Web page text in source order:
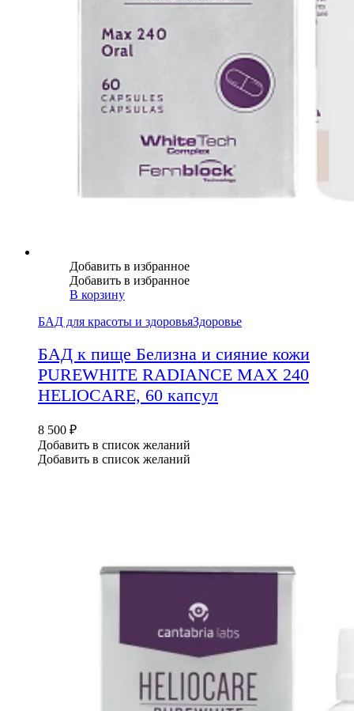
Добавить в избранное
Добавить в избранное
В корзину
БАД для красоты и здоровьяЗдоровье
БАД к пище Белизна и сияние кожи
PUREWHITE RADIANCE MAX 240
HELIOCARE, 60 капсул
8 500 ₽
Добавить в список желаний
Добавить в список желаний